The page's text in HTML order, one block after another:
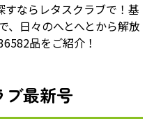
ならレタスクラブで！基
、日々のへとへとから解放
品をご紹介！
ブ最新号